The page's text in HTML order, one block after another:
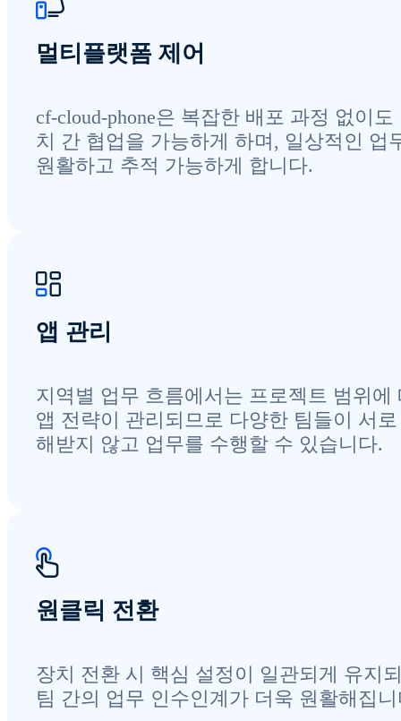
멀티플랫폼 제어
cf-cloud-phone은 복잡한 배포 과정 없이도
치 간 협업을 가능하게 하며, 일상적인 업
원활하고 추적 가능하게 합니다.
앱 관리
지역별 업무 흐름에서는 프로젝트 범위에
앱 전략이 관리되므로 다양한 팀들이 서
해받지 않고 업무를 수행할 수 있습니다.
원클릭 전환
장치 전환 시 핵심 설정이 일관되게 유지
팀 간의 업무 인수인계가 더욱 원활해집